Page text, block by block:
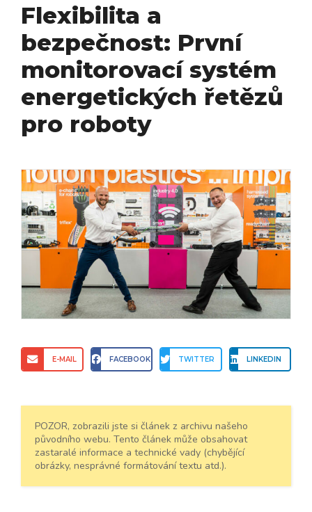
Flexibilita a
bezpečnost: První
monitorovací systém
energetických řetězů
pro roboty
E-MAIL FACEBOOK TWITTER LINKEDIN
POZOR, zobrazili jste si článek z archivu našeho
původního webu. Tento článek může obsahovat
zastaralé informace a technické vady (chybějící
obrázky, nesprávné formátování textu atd.).